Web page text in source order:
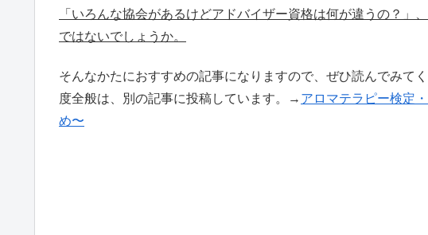
「いろんな協会があるけどアドバイザー資格は何が違うの？」
ではないでしょうか。
そんなかたにおすすめの記事になりますので、ぜひ読んでみてく
度全般は、別の記事に投稿しています。→ アロマテラピー検定
め〜